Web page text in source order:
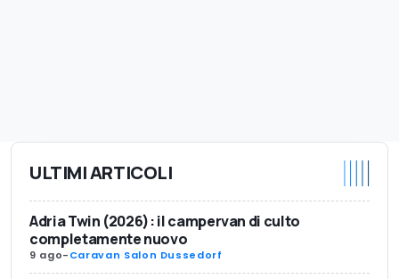
ULTIMI ARTICOLI
Adria Twin (2026): il campervan di culto
completamente nuovo
9 ago-Caravan Salon Dussedorf